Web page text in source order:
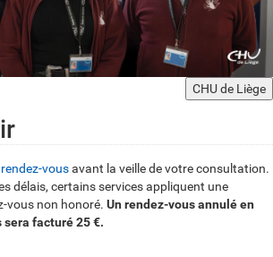
CHU de Liège
vousavant la veille de votre consultation.
délais, certains services appliquent une
vous non honoré. Un rendez-vous annulé en
sera facturé 25 €.